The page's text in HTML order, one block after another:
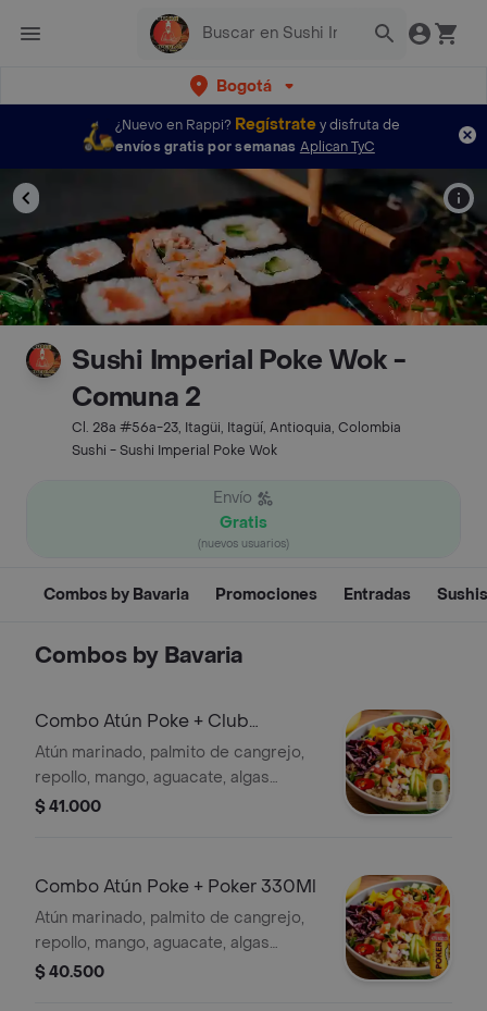
Bogotá
¿Nuevo en Rappi? Regístratey disfruta de
envíos gratis por semanas Aplican TyC
Sushi Imperial Poke Wok -
Comuna 2
Cl. 28a #56a-23, Itagüi, Itagüí, Antioquia, Colombia
Sushi - Sushi Imperial Poke Wok
Envío
Gratis
(nuevos usuarios)
Combos by Bavaria Promociones Entradas Sushis
Combos by Bavaria
Combo Atún Poke + Club
Colombia Dorada 330Ml.
Atún marinado, palmito de cangrejo,
repollo, mango, aguacate, algas
marina, cebollín, pepinillo, zanahoria,
$ 41.000
Combo Atún Poke + Poker 330Ml
Atún marinado, palmito de cangrejo,
repollo, mango, aguacate, algas
marina, cebollín, pepinillo, zanahoria,
$ 40.500